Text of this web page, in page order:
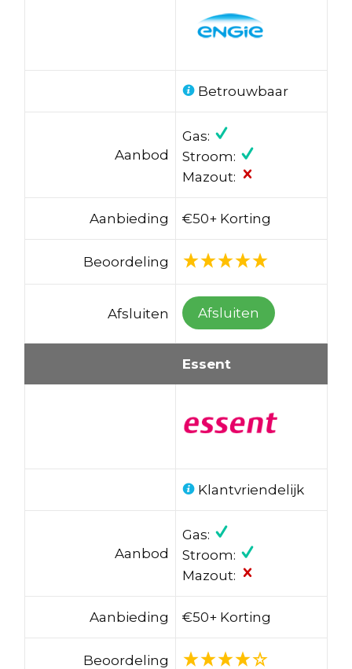
Betrouwbaar
Aanbod
Gas:
Stroom:
Mazout:
Aanbieding €50+ Korting
Beoordeling
Afsluiten Afsluiten
Essent
Klantvriendelijk
Aanbod
Gas:
Stroom:
Mazout:
Aanbieding €50+ Korting
Beoordeling